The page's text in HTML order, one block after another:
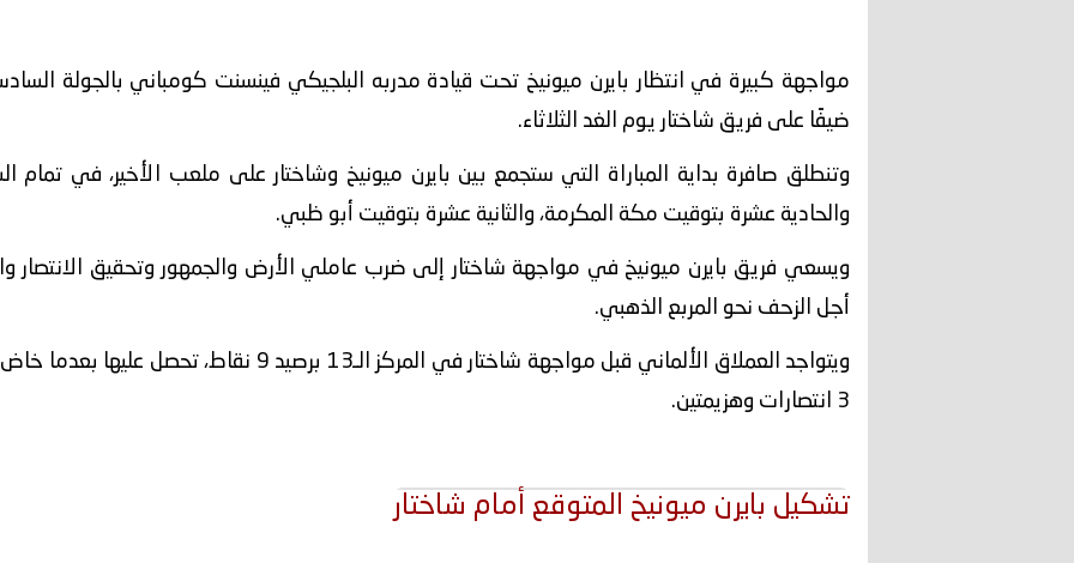
مواجهة كبيرة في انتظار بايرن ميونيخ تحت قيادة مدربه البلجيكي فينسنت كومباني بالجولة
ضيفًا على فريق شاختار يوم الغد الثلاثاء.
وتنطلق صافرة بداية المباراة التي ستجمع بين بايرن ميونيخ وشاختار على ملعب الأخير، في تمام
والحادية عشرة بتوقيت مكة المكرمة، والثانية عشرة بتوقيت أبو ظبي.
ويسعي فريق بايرن ميونيخ في مواجهة شاختار إلى ضرب عاملي الأرض والجمهور وتحقيق الانتصار
أجل الزحف نحو المربع الذهبي.
3 انتصارات وهزيمتين.
تشكيل بايرن ميونيخ المتوقع أمام شاختار